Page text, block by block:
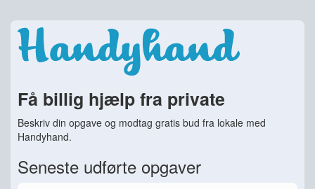
Få billig hjælp fra private
Beskriv din opgave og modtag gratis bud fra lokale med
Handyhand.
Seneste udførte opgaver